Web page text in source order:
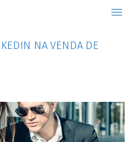
NA VENDA DE